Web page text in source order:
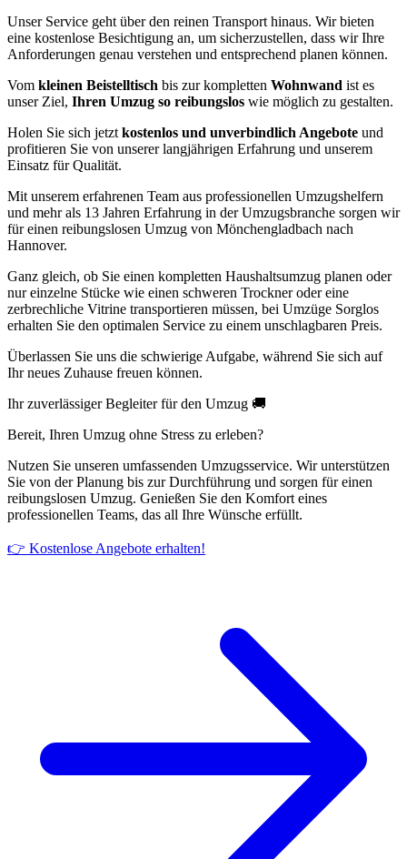
Unser Service geht über den reinen Transport hinaus. Wir bieten
eine kostenlose Besichtigung an, um sicherzustellen, dass wir Ihre
Anforderungen genau verstehen und entsprechend planen können.
Vom kleinen Beistelltisch bis zur kompletten Wohnwand ist es
unser Ziel, Ihren Umzug so reibungslos wie möglich zu gestalten.
Holen Sie sich jetzt kostenlos und unverbindlich Angebote und
profitieren Sie von unserer langjährigen Erfahrung und unserem
Einsatz für Qualität.
Mit unserem erfahrenen Team aus professionellen Umzugshelfern
und mehr als 13 Jahren Erfahrung in der Umzugsbranche sorgen wir
für einen reibungslosen Umzug von Mönchengladbach nach
Hannover.
Ganz gleich, ob Sie einen kompletten Haushaltsumzug planen oder
nur einzelne Stücke wie einen schweren Trockner oder eine
zerbrechliche Vitrine transportieren müssen, bei Umzüge Sorglos
erhalten Sie den optimalen Service zu einem unschlagbaren Preis.
Überlassen Sie uns die schwierige Aufgabe, während Sie sich auf
Ihr neues Zuhause freuen können.
Ihr zuverlässiger Begleiter für den Umzug 🚚
Bereit, Ihren Umzug ohne Stress zu erleben?
Nutzen Sie unseren umfassenden Umzugsservice. Wir unterstützen
Sie von der Planung bis zur Durchführung und sorgen für einen
reibungslosen Umzug. Genießen Sie den Komfort eines
professionellen Teams, das all Ihre Wünsche erfüllt.
👉 Kostenlose Angebote erhalten!